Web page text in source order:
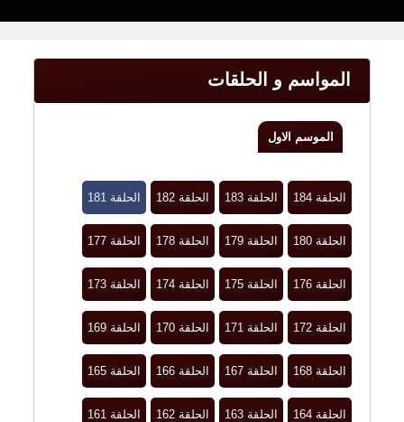
المواسم و الحلقات
الموسم الاول
الحلقة 184 الحلقة 183 الحلقة 182 الحلقة 181
الحلقة 180 الحلقة 179 الحلقة 178 الحلقة 177
الحلقة 176 الحلقة 175 الحلقة 174 الحلقة 173
الحلقة 172 الحلقة 171 الحلقة 170 الحلقة 169
الحلقة 168 الحلقة 167 الحلقة 166 الحلقة 165
الحلقة 164 الحلقة 163 الحلقة 162 الحلقة 161